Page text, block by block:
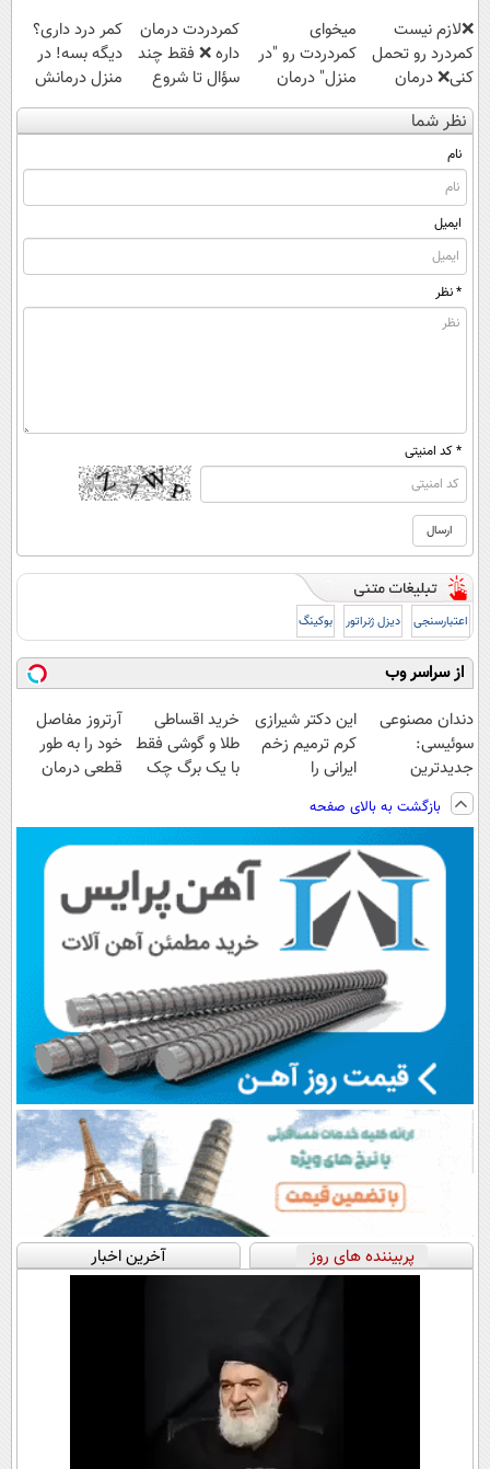
❌لازم نیست
کمردرد رو تحمل
کنی❌ درمان
بدون جراحی و
قرص
(پرسشنامه)
میخوای
کمردردت رو "در
منزل" درمان
کنی؟ (◂فیلم +
◂پرسش‌نامه)
‌کمردردت درمان
داره ❌ فقط چند
سؤال تا شروع
بهبودی فاصله‌
داری!
کمر درد داری؟
دیگه بسه! در
منزل درمانش
کن
(◀پرسش‌نامه)
نظر شما
نام
ایمیل
* نظر
* کد امنیتی
اعتبارسنجی دیزل ژنراتور بوکینگ
از سراسر وب
دندان مصنوعی
سوئیسی:
جدیدترین
فناوری اروپا،
سبک و مقاوم |
پرداخت قسطی
این دکتر شیرازی
کرم ترمیم زخم
ایرانی را
خرید اقساطی
طلا و گوشی فقط
با یک برگ چک
آرتروز مفاصل
خود را به طور
قطعی درمان
بازگشت به بالای صفحه
پربیننده های روز آخرین اخبار